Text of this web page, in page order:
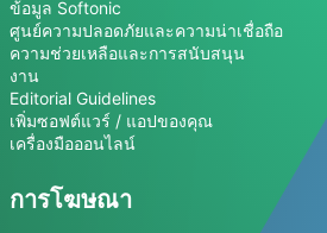
ข้อมูล Softonic
ศูนย์ความปลอดภัยและความน่าเชื่อถือ
ความช่วยเหลือและการสนับสนุน
งาน
Editorial Guidelines
เพิ่มซอฟต์แวร์ / แอปของคุณ
เครื่องมือออนไลน์
การโฆษณา